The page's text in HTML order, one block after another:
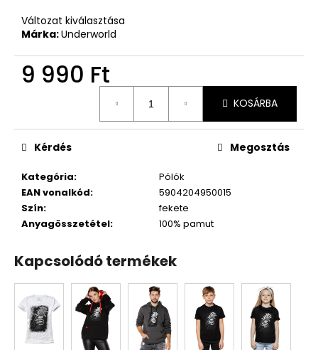
Változat kiválasztása
Márka:Underworld
9 990 Ft
KOSÁRBA
Kategória:
Pólók
EAN vonalkód:
5904204950015
Szín:
fekete
Anyagösszetétel: 100% pamut
Kérdés Megosztás
Kapcsolódó termékek